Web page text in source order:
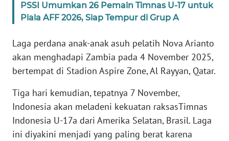
PSSI Umumkan 26 Pemain Timnas U-17 untuk
Piala AFF 2026, Siap Tempur di Grup A
Laga perdana anak-anak asuh pelatih Nova Arianto
akan menghadapi Zambia pada 4 November 2025,
bertempat di Stadion Aspire Zone, Al Rayyan, Qatar.
Tiga hari kemudian, tepatnya 7 November,
Indonesia akan meladeni kekuatan raksasTimnas
Indonesia U-17a dari Amerika Selatan, Brasil. Laga
ini diyakini menjadi yang paling berat karena
TENTANG
PEDOMAN
MEDIA
SIBER
REDAKSI
KARIR